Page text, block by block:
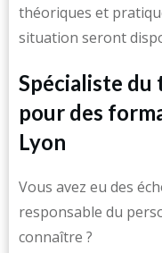
théoriques et
situation seront
Spécialiste du
pour des
Lyon
Vous avez eu des
responsable du
connaître ?